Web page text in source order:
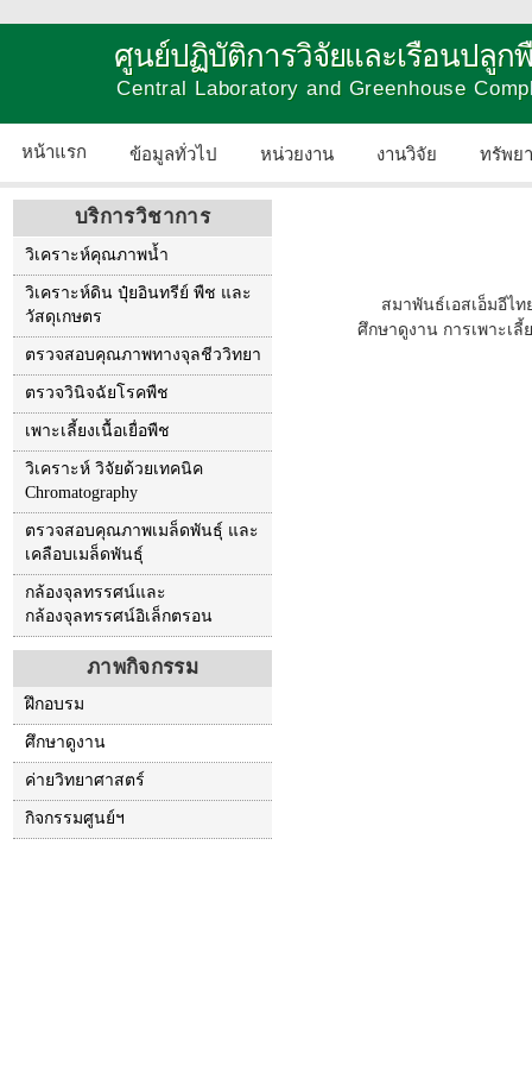
ศูนย์ปฏิบัติการวิจัยและเรือนปลูก
Central Laboratory and Greenhouse
หน้าแรก ข้อมูลทั่วไป หน่วยงาน งานวิจัย ทรัพย
บริการวิชาการ
วิเคราะห์คุณภาพน้ำ
วิเคราะห์ดิน ปุ๋ยอินทรีย์ พืช และ
วัสดุเกษตร
ตรวจสอบคุณภาพทางจุลชีววิทยา
ตรวจวินิจฉัยโรคพืช
เพาะเลี้ยงเนื้อเยื่อพืช
วิเคราะห์ วิจัยด้วยเทคนิค
Chromatography
ตรวจสอบคุณภาพเมล็ดพันธุ์ และ
เคลือบเมล็ดพันธุ์
กล้องจุลทรรศน์และ
กล้องจุลทรรศน์อิเล็กตรอน
ภาพกิจกรรม
ฝึกอบรม
ศึกษาดูงาน
ค่ายวิทยาศาสตร์
กิจกรรมศูนย์ฯ
สมาพันธ์เอสเอ็มอีไ
ศึกษาดูงาน การเพาะเลี้